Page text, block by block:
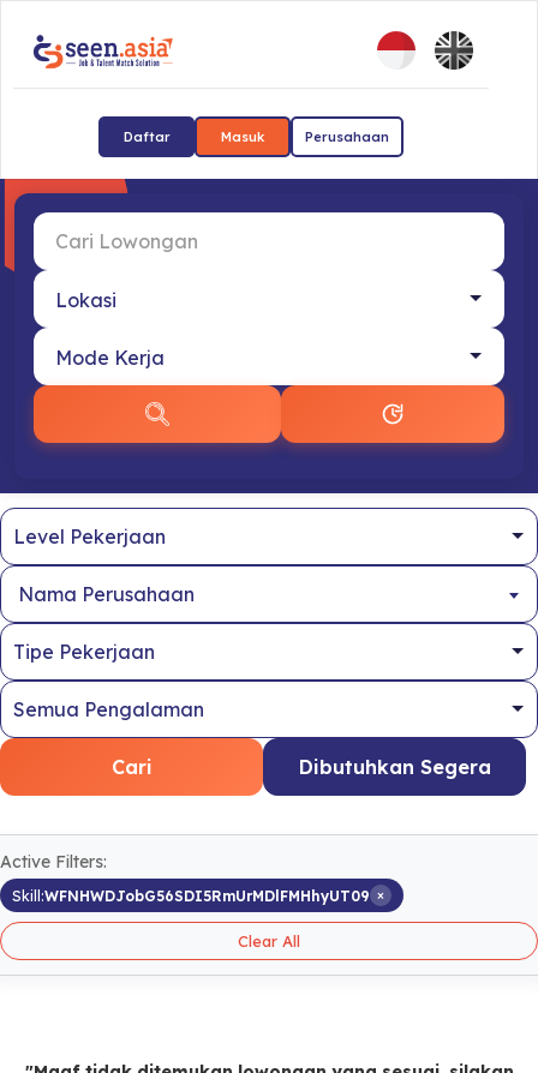
Daftar Masuk Perusahaan
Nama Perusahaan
Cari Dibutuhkan Segera
Active Filters:
Skill:WFNHWDJobG56SDI5RmUrMDlFMHhyUT09 ×
Clear All